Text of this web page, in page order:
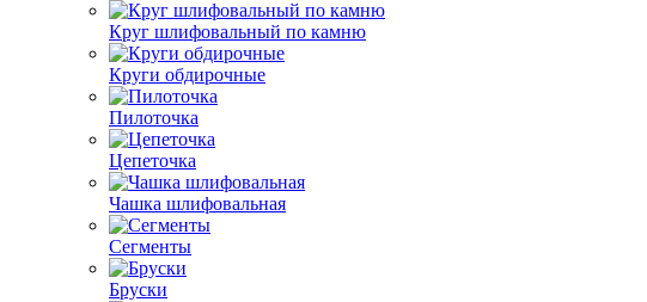
Круг шлифовальный по камню
Круги обдирочные
Пилоточка
Цепеточка
Чашка шлифовальная
Сегменты
Бруски